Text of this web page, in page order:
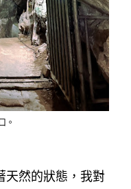
。
天然的狀態，我對